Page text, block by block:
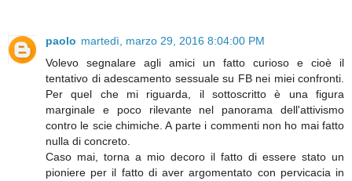
paolo martedì, marzo 29, 2016 8:04:00 PM
Volevo segnalare agli amici un fatto curioso e cioè il
tentativo di adescamento sessuale su FB nei miei confronti.
Per quel che mi riguarda, il sottoscritto è una figura
marginale e poco rilevante nel panorama dell'attivismo
contro le scie chimiche. A parte i commenti non ho mai fatto
nulla di concreto.
Caso mai, torna a mio decoro il fatto di essere stato un
pioniere per il fatto di aver argomentato con pervicacia in